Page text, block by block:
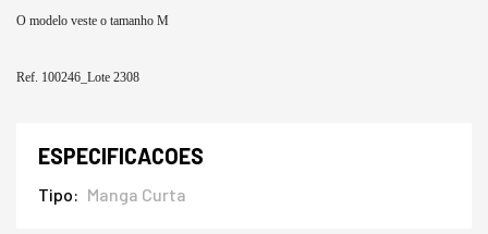
O modelo veste o tamanho M
Ref. 100246_Lote 2308
ESPECIFICACOES
Tipo Manga Curta